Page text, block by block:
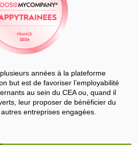
années à la plateforme
but est de favoriser l’employabilité
au sein du CEA ou, quand il
leur proposer de bénéficier du
entreprises engagées.